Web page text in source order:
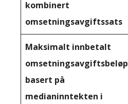
kombinert
omsetningsavgiftssats
Maksimalt innbetalt
omsetningsavgiftsbeløp
basert på
medianinntekten i